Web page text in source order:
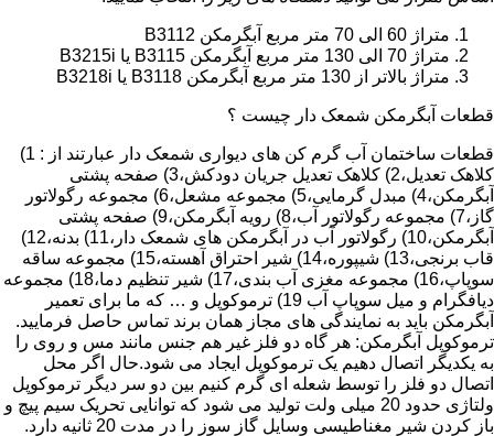
متراژ 60 الی 70 متر مربع آبگرمکن B3112
متراژ 70 الی 130 متر مربع آبگرمکن B3115 یا B3215i
متراژ بالاتر از 130 متر مربع آبگرمکن B3118 یا B3218i
قطعات آبگرمکن شمعک دار چیست ؟
قطعات ساختمان آب گرم کن های دیواری شمعک دار عبارتند از : 1)
کلاهک تعدیل،2) کلاهک تعدیل جریان دودکش،3) صفحه پشتی
آبگرمکن،4) مبدل گرمایی،5) مجموعه مشعل،6) مجموعه رگولاتور
گاز،7) مجموعه رگولاتور آب،8) رویه آبگرمکن،9) صفحه پشتی
آبگرمکن،10) رگولاتور آب در آبگرمکن های شمعک دار،11) بدنه،12)
قاب برنجی،13) شیپوره،14) شیر احتراق آهسته،15) مجموعه ساقه
سوپاپ،16) مجموعه مغزی آب بندی،17) شیر تنظیم دما،18) مجموعه
دیافگرام و میل سوپاپ آب 19) ترموکوپل و … که ما برای تعمیر
آبگرمکن باید به نمایندگی های مجاز همان برند تماس حاصل فرمایید.
ترموکوپل آبگرمکن: هر گاه دو فلز غیر هم جنس مانند مس و روی را
به یکدیگر اتصال دهیم یک ترموکوپل ایجاد می شود.حال اگر محل
اتصال دو فلز را توسط شعله ای گرم کنیم بین دو سر دیگر ترموکوپل
ولتاژی حدود 20 میلی ولت تولید می شود که توانایی تحریک سیم پیچ و
باز کردن شیر مغناطیسی وسایل گاز سوز را در مدت 20 ثانیه دارد.